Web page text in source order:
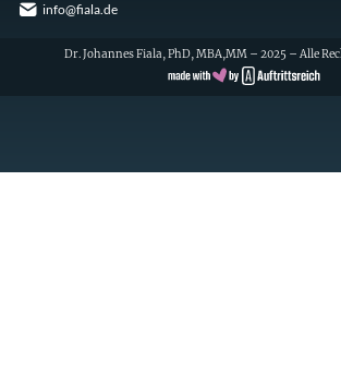
info@fiala.de
Dr. Johannes Fiala, PhD, MBA,MM – 2025 – Alle